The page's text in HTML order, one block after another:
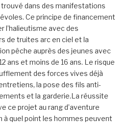
dans des manifestations
Ce principe de financement
l’halieutisme avec des
de truites arc en ciel et la
pêche auprès des jeunes avec
ans et moins de 16 ans. Le risque
des forces vives déjà
la pose des fils anti-
et la garderie.La réussite
ce projet au rang d’aventure
à quel point les hommes peuvent